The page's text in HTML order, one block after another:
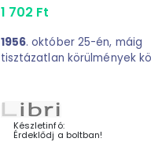
1 702 Ft
1956. október 25-én, máig
tisztázatlan körülmények
október 25. emlékhely és
című dokumentumfilm.
Készletinfó:
Érdeklődj a boltban!